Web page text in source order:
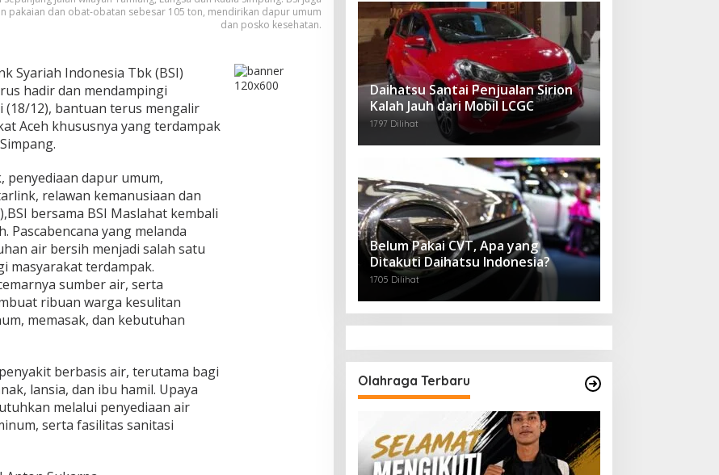
pakaian dan obat-obatan sebesar 105 ton, mendirikan dapur umum
dan posko kesehatan.
Syariah Indonesia Tbk (BSI)
hadir dan mendampingi
(18/12), bantuan terus mengalir
Aceh khususnya yang terdampak
penyediaan dapur umum,
relawan kemanusiaan dan
bersama BSI Maslahat kembali
Pascabencana yang melanda
air bersih menjadi salah satu
masyarakat terdampak.
sumber air, serta
ribuan warga kesulitan
memasak, dan kebutuhan
berbasis air, terutama bagi
lansia, dan ibu hamil. Upaya
melalui penyediaan air
serta fasilitas sanitasi
Daihatsu Santai Penjualan Sirion
Kalah Jauh dari Mobil LCGC
1797 Dilihat
Belum Pakai CVT, Apa yang
Ditakuti Daihatsu Indonesia?
1705 Dilihat
Olahraga Terbaru